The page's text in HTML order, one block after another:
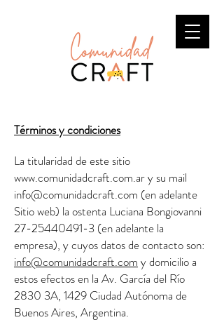
Términos y condiciones
La titularidad de este sitio
www.comunidadcraft.com.ary su mail
info@comunidadcraft.com (en adelante
Sitio web) la ostenta Luciana Bongiovanni
27-25440491-3 (en adelante la
empresa), y cuyos datos de contacto son:
info@comunidadcraft.com y domicilio a
estos efectos en la Av. García del Río
2830 3A, 1429 Ciudad Autónoma de
Buenos Aires, Argentina.